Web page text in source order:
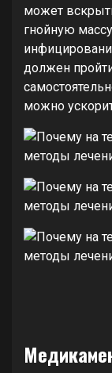
может
гнойную
должен
можно